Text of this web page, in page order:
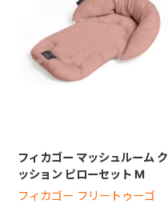
フィカゴー マッシュルーム ク
ッション ピローセット M
フィカゴー フリートゥーゴ